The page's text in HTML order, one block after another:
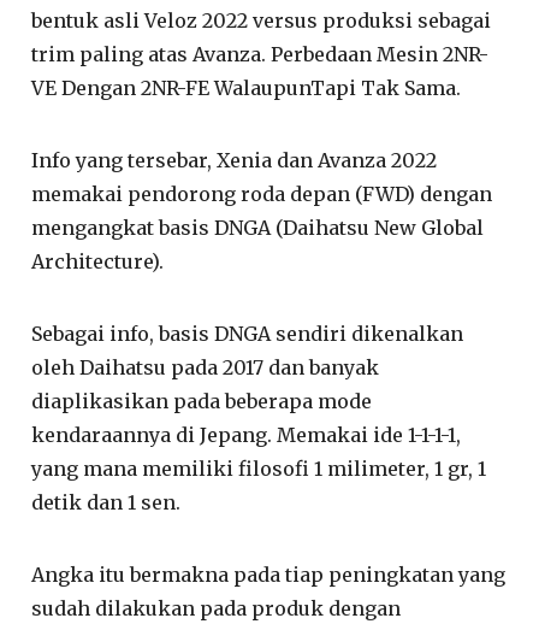
bentuk asli Veloz 2022 versus produksi sebagai
trim paling atas Avanza. Perbedaan Mesin 2NR-
VE Dengan 2NR-FE WalaupunTapi Tak Sama.
Info yang tersebar, Xenia dan Avanza 2022
memakai pendorong roda depan (FWD) dengan
mengangkat basis DNGA (Daihatsu New Global
Architecture).
Sebagai info, basis DNGA sendiri dikenalkan
oleh Daihatsu pada 2017 dan banyak
diaplikasikan pada beberapa mode
kendaraannya di Jepang. Memakai ide 1-1-1-1,
yang mana memiliki filosofi 1 milimeter, 1 gr, 1
detik dan 1 sen.
Angka itu bermakna pada tiap peningkatan yang
sudah dilakukan pada produk dengan